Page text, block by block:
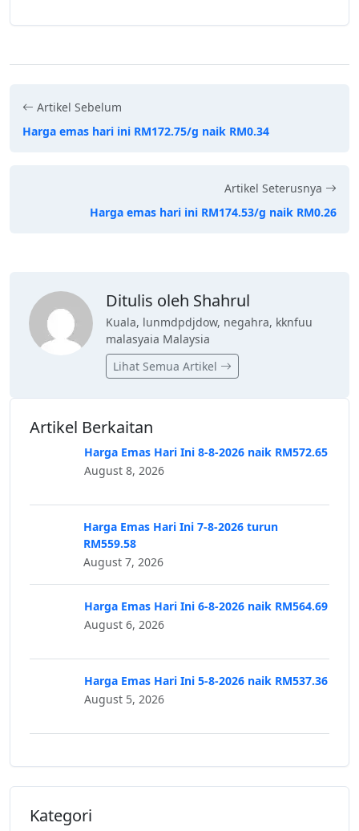
Artikel Sebelum
Harga emas hari ini RM172.75/g naik RM0.34
Artikel Seterusnya
Harga emas hari ini RM174.53/g naik RM0.26
Ditulis oleh Shahrul
Kuala, lunmdpdjdow, negahra, kknfuu
malasyaia Malaysia
Lihat Semua Artikel
Artikel Berkaitan
Harga Emas Hari Ini 8-8-2026 naik RM572.65
August 8, 2026
Harga Emas Hari Ini 7-8-2026 turun
RM559.58
August 7, 2026
Harga Emas Hari Ini 6-8-2026 naik RM564.69
August 6, 2026
Harga Emas Hari Ini 5-8-2026 naik RM537.36
August 5, 2026
Kategori